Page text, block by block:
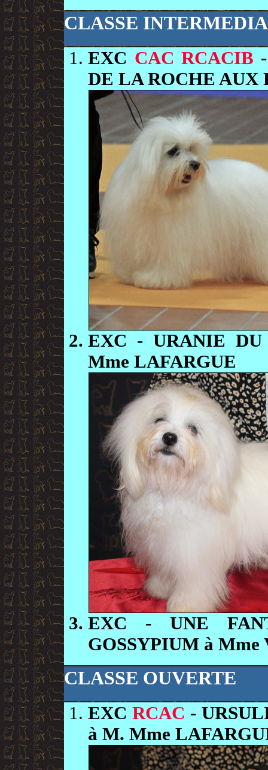
CLASSE
EXC CAC RCACIB
DE LA ROCHE AUX
EXC - URANIE
Mme LAFARGUE
EXC - UNE
GOSSYPIUM à
CLASSE OUVERTE
EXCRCAC -
à M. Mme